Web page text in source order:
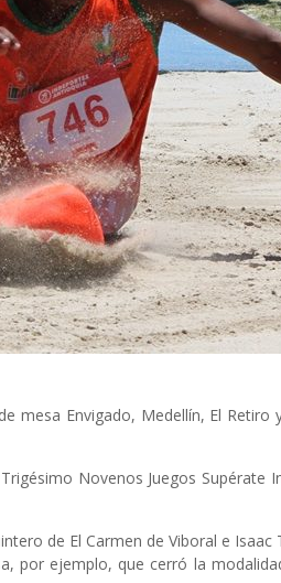
mesa Envigado, Medellín, El
Novenos Juegos
de El Carmen de Viboral e
ejemplo, que cerró la